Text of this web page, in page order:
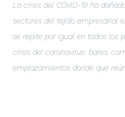
La crisis del COVID-19 ha
sectores del tejido empresarial
se repite por igual en todos los
crisis del coronavirus: bares,
emplazamientos donde que